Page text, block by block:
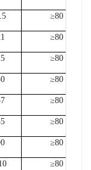
≥80
≥80
≥80
≥80
≥80
≥80
≥80
≥80